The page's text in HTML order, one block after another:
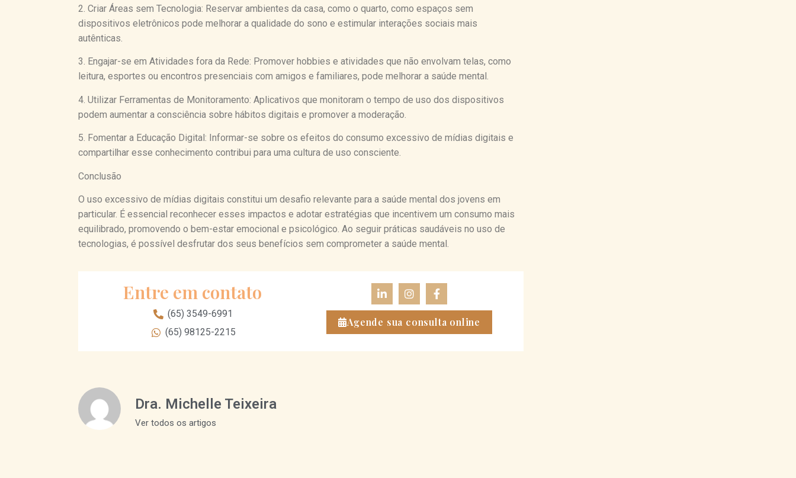
2. Criar Áreas sem Tecnologia: Reservar ambientes da casa, como o quarto, como espaços sem
dispositivos eletrônicos pode melhorar a qualidade do sono e estimular interações sociais mais
autênticas.
3. Engajar-se em Atividades fora da Rede: Promover hobbies e atividades que não envolvam telas, como
leitura, esportes ou encontros presenciais com amigos e familiares, pode melhorar a saúde mental.
4. Utilizar Ferramentas de Monitoramento: Aplicativos que monitoram o tempo de uso dos dispositivos
podem aumentar a consciência sobre hábitos digitais e promover a moderação.
5. Fomentar a Educação Digital: Informar-se sobre os efeitos do consumo excessivo de mídias digitais e
compartilhar esse conhecimento contribui para uma cultura de uso consciente.
Conclusão
O uso excessivo de mídias digitais constitui um desafio relevante para a saúde mental dos jovens em
particular. É essencial reconhecer esses impactos e adotar estratégias que incentivem um consumo mais
equilibrado, promovendo o bem-estar emocional e psicológico. Ao seguir práticas saudáveis no uso de
tecnologias, é possível desfrutar dos seus benefícios sem comprometer a saúde mental.
Entre em contato
(65) 3549-6991
(65) 98125-2215
Agende sua consulta online
Dra. Michelle Teixeira
Ver todos os artigos